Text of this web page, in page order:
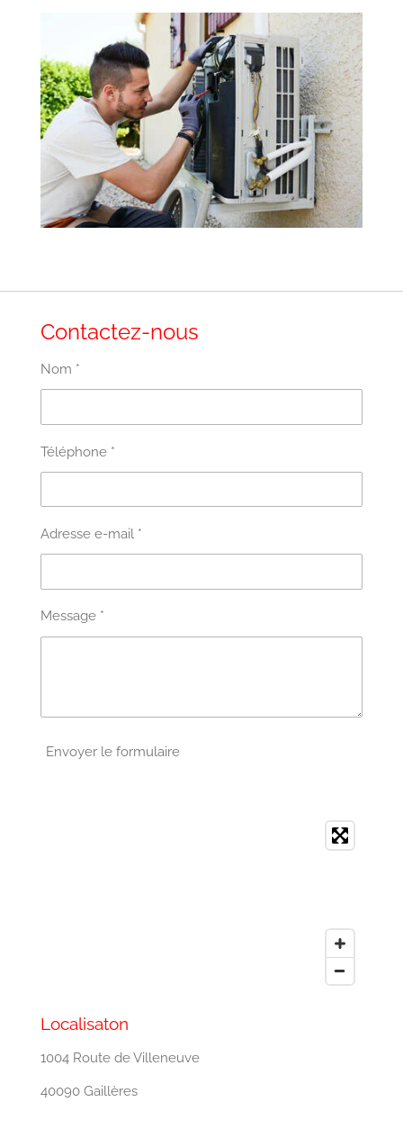
Contactez-nous
Nom *
Téléphone *
Adresse e-mail *
Message *
Envoyer le formulaire
Localisaton
1004 Route de Villeneuve
40090 Gaillères